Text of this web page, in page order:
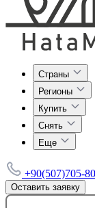
Страны
Регионы
Купить
Снять
Еще
+90(507)705-
Оставить заявку